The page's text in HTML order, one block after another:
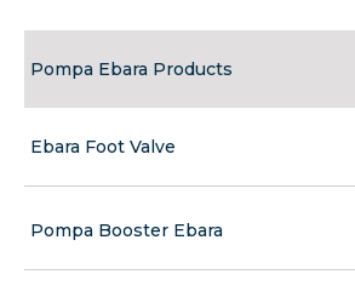
Pompa Ebara Products
Ebara Foot Valve
Pompa Booster Ebara